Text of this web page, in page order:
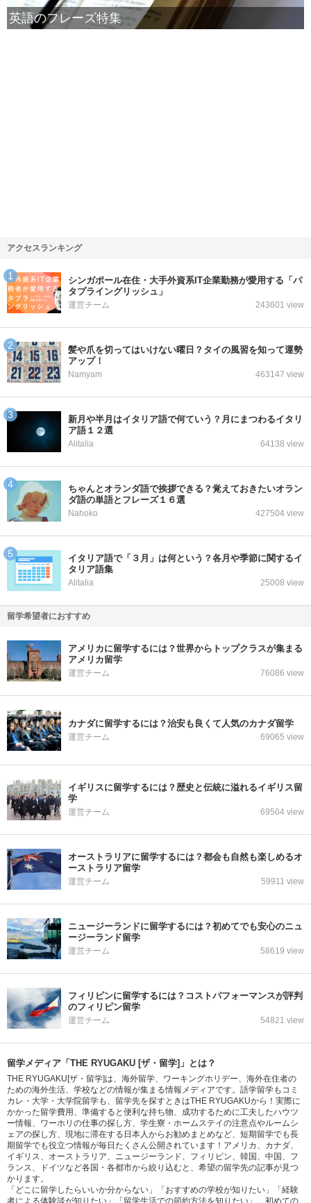
英語のフレーズ特集
アクセスランキング
シンガポール在住・大手外資系IT企業勤務が愛用する「パ
タプライングリッシュ」
運営チーム 243601 view
髪や爪を切ってはいけない曜日？タイの風習を知って運勢
アップ！
Namyam 463147 view
新月や半月はイタリア語で何ていう？月にまつわるイタリ
ア語１２選
Alitalia 64138 view
ちゃんとオランダ語で挨拶できる？覚えておきたいオラン
ダ語の単語とフレーズ１６選
Nahoko 427504 view
イタリア語で「３月」は何という？各月や季節に関するイ
タリア語集
Alitalia 25008 view
留学希望者におすすめ
アメリカに留学するには？世界からトップクラスが集まる
アメリカ留学
運営チーム 76086 view
カナダに留学するには？治安も良くて人気のカナダ留学
運営チーム 69065 view
イギリスに留学するには？歴史と伝統に溢れるイギリス留
学
運営チーム 69504 view
オーストラリアに留学するには？都会も自然も楽しめるオ
ーストラリア留学
運営チーム 59911 view
ニュージーランドに留学するには？初めてでも安心のニュ
ージーランド留学
運営チーム 58619 view
フィリピンに留学するには？コストパフォーマンスが評判
のフィリピン留学
運営チーム 54821 view
留学メディア「THE RYUGAKU [ザ・留学]」とは？
THE RYUGAKU[ザ・留学]は、海外留学、ワーキングホリデー、海外在住者の
ための海外生活、学校などの情報が集まる情報メディアです。語学留学もコミ
カレ・大学・大学院留学も、留学先を探すときはTHE RYUGAKUから！実際に
かかった留学費用、準備すると便利な持ち物、成功するために工夫したハウツ
ー情報、ワーホリの仕事の探し方、学生寮・ホームステイの注意点やルームシ
ェアの探し方、現地に滞在する日本人からお勧めまとめなど、短期留学でも長
期留学でも役立つ情報が毎日たくさん公開されています！アメリカ、カナダ、
イギリス、オーストラリア、ニュージーランド、フィリピン、韓国、中国、フ
ランス、ドイツなど各国・各都市から絞り込むと、希望の留学先の記事が見つ
かります。
「どこに留学したらいいか分からない」「おすすめの学校が知りたい」「経験
者による体験談が知りたい」「留学生活での節約方法を知りたい」。初めての